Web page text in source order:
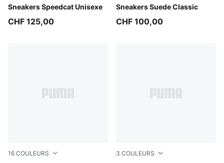
Sneakers Speedcat Unisexe
Sea Illusion-PUMA Black
CHF 125,00
Sneakers Suede Classic
Créme De Mint-PUMA White
CHF 100,00
16 COULEURS 3 COULEURS